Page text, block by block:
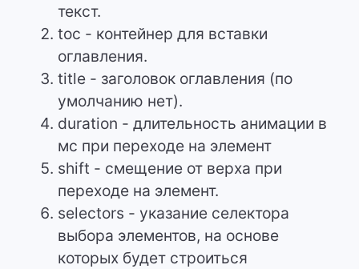
текст.
toc - контейнер для вставки
оглавления.
title - заголовок оглавления (по
умолчанию нет).
duration - длительность анимации в
мс при переходе на элемент
shift - смещение от верха при
переходе на элемент.
selectors - указание селектора
выбора элементов, на основе
которых будет строиться